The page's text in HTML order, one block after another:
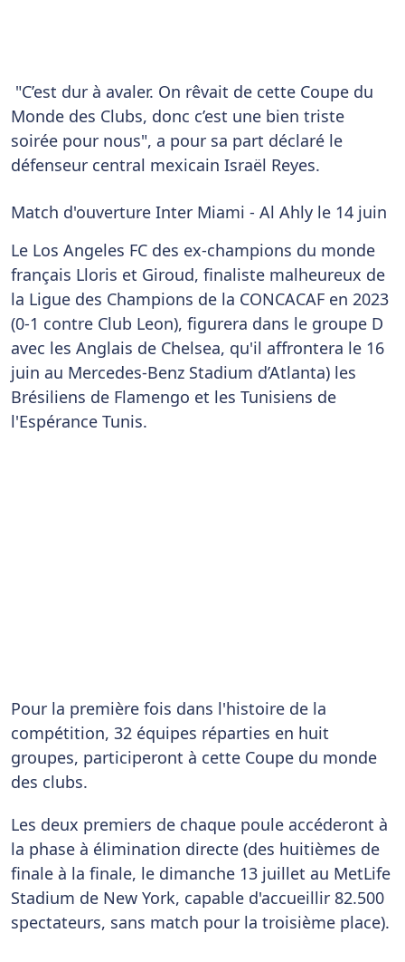
"C’est dur à avaler. On rêvait de cette Coupe du
Monde des Clubs, donc c’est une bien triste
soirée pour nous", a pour sa part déclaré le
défenseur central mexicain Israël Reyes.
Match d'ouverture Inter Miami - Al Ahly le 14 juin
Le Los Angeles FC des ex-champions du monde
français Lloris et Giroud, finaliste malheureux de
la Ligue des Champions de la CONCACAF en 2023
(0-1 contre Club Leon), figurera dans le groupe D
avec les Anglais de Chelsea, qu'il affrontera le 16
juin au Mercedes-Benz Stadium d’Atlanta) les
Brésiliens de Flamengo et les Tunisiens de
l'Espérance Tunis.
Pour la première fois dans l'histoire de la
compétition, 32 équipes réparties en huit
groupes, participeront à cette Coupe du monde
des clubs.
Les deux premiers de chaque poule accéderont à
la phase à élimination directe (des huitièmes de
finale à la finale, le dimanche 13 juillet au MetLife
Stadium de New York, capable d'accueillir 82.500
spectateurs, sans match pour la troisième place).